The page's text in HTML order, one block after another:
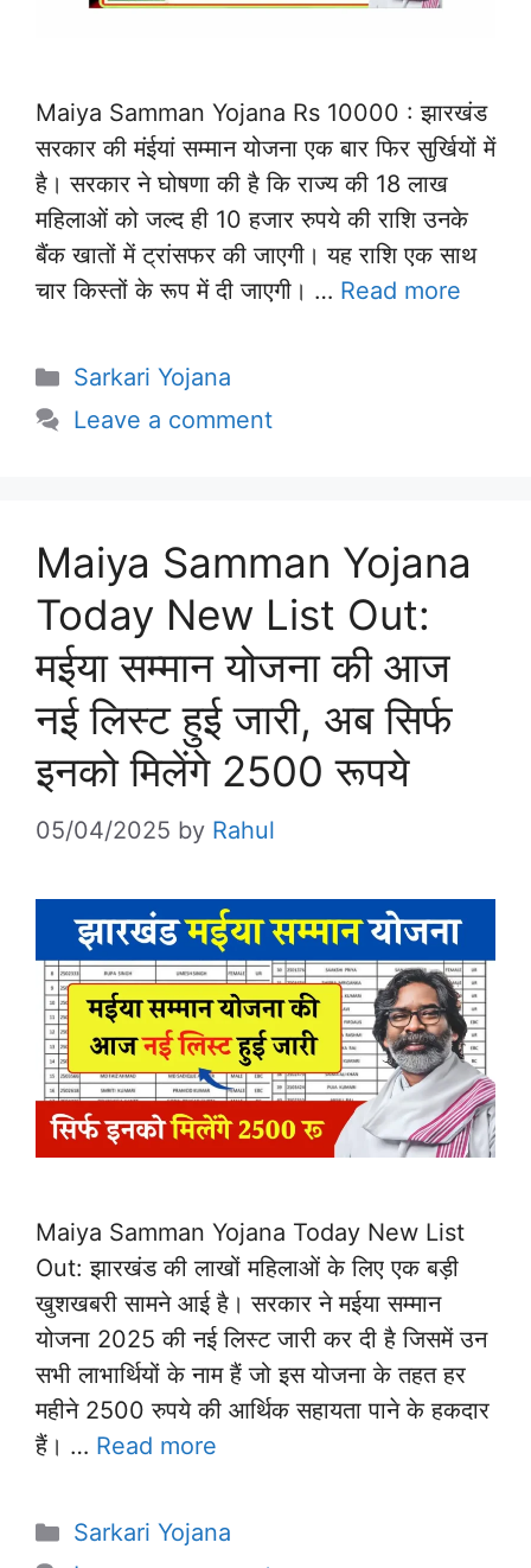
Maiya Samman Yojana Rs 10000 : झारखंड
सरकार की मंईयां सम्मान योजना एक बार फिर सुर्खियों में
है। सरकार ने घोषणा की है कि राज्य की 18 लाख
महिलाओं को जल्द ही 10 हजार रुपये की राशि उनके
बैंक खातों में ट्रांसफर की जाएगी। यह राशि एक साथ
चार किस्तों के रूप में दी जाएगी। … Read more
Categories
Sarkari Yojana
Leave a comment
Maiya Samman Yojana
Today New List Out:
मईया सम्मान योजना की आज
नई लिस्ट हुई जारी, अब सिर्फ
इनको मिलेंगे 2500 रूपये
05/04/2025 by Rahul
Maiya Samman Yojana Today New List
Out: झारखंड की लाखों महिलाओं के लिए एक बड़ी
खुशखबरी सामने आई है। सरकार ने मईया सम्मान
योजना 2025 की नई लिस्ट जारी कर दी है जिसमें उन
सभी लाभार्थियों के नाम हैं जो इस योजना के तहत हर
महीने 2500 रुपये की आर्थिक सहायता पाने के हकदार
हैं। … Read more
Categories
Sarkari Yojana